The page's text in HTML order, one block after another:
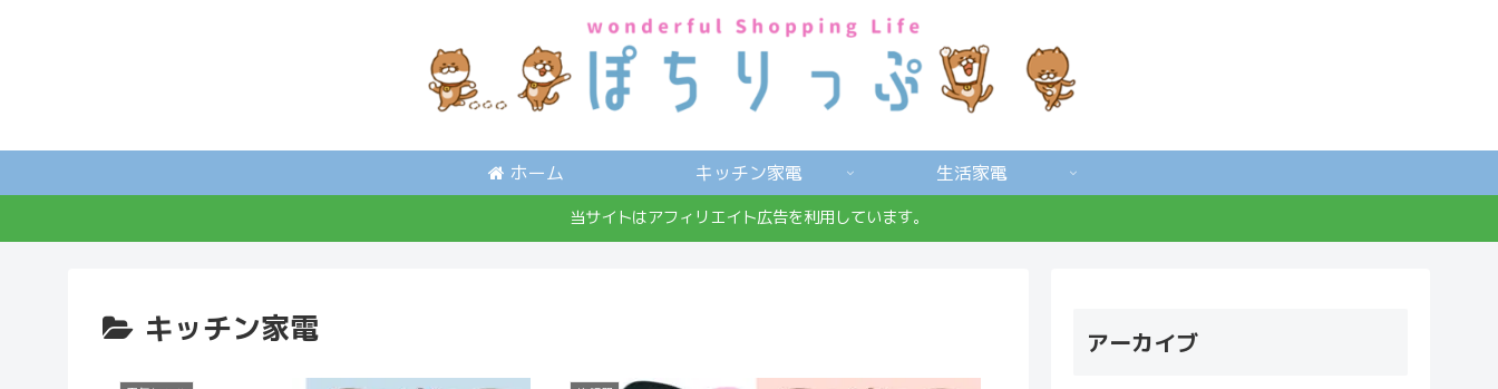
ホーム キッチン家電 生活家電
当サイトはアフィリエイト広告を利用しています。
キッチン家電 アーカイブ